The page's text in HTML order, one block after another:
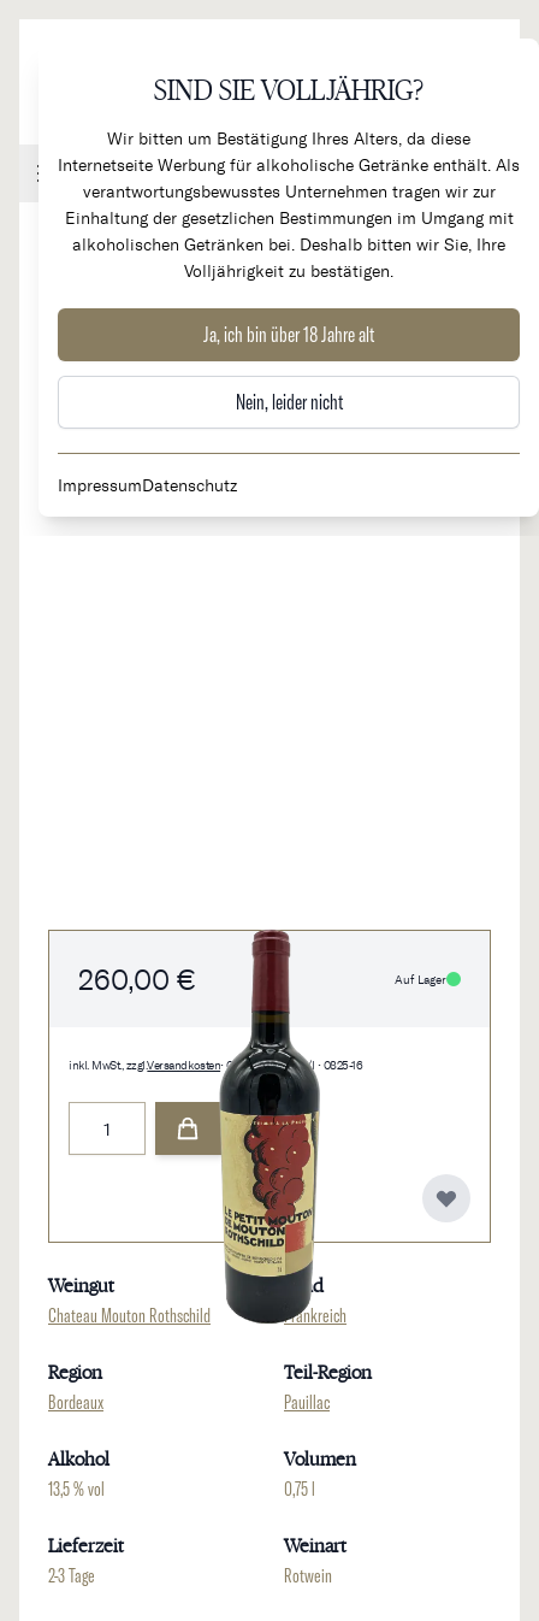
SIND SIE VOLLJÄHRIG?
Wir bitten um Bestätigung Ihres Alters, da diese
Internetseite Werbung für alkoholische Getränke enthält. Als
verantwortungsbewusstes Unternehmen tragen wir zur
Einhaltung der gesetzlichen Bestimmungen im Umgang mit
alkoholischen Getränken bei. Deshalb bitten wir Sie, Ihre
Volljährigkeit zu bestätigen.
Ja, ich bin über 18 Jahre alt
Nein, leider nicht
ImpressumDatenschutz
Handel & Gastronomie Kundenkonto Warenkorb
Le Petit Mouton 2. Wein Cht.
Mouton Rothschild
260,00 € Auf Lager
inkl. MwSt., zzgl.Versandkosten• 0,75 l • 346,67 €/l • 0825-16
Weingut
Chateau Mouton Rothschild
Land
Frankreich
Region
Bordeaux
Teil-Region
Pauillac
Alkohol
13,5 % vol
Volumen
0,75 l
Lieferzeit
2-3 Tage
Weinart
Rotwein